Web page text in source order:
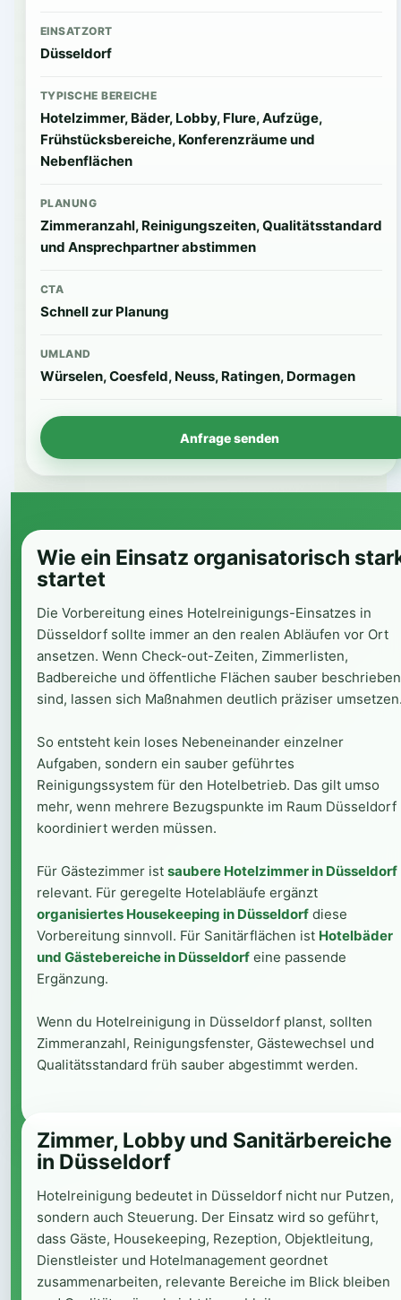
EINSATZORT
Düsseldorf
TYPISCHE BEREICHE
Hotelzimmer, Bäder, Lobby, Flure, Aufzüge,
Frühstücksbereiche, Konferenzräume und
Nebenflächen
PLANUNG
Zimmeranzahl, Reinigungszeiten, Qualitätsstandard
und Ansprechpartner abstimmen
CTA
Schnell zur Planung
UMLAND
Würselen, Coesfeld, Neuss, Ratingen, Dormagen
Anfrage senden
Wie ein Einsatz organisatorisch
startet
Die Vorbereitung eines Hotelreinigungs-Einsatzes in
Düsseldorf sollte immer an den realen Abläufen vor Ort
ansetzen. Wenn Check-out-Zeiten, Zimmerlisten,
Badbereiche und öffentliche Flächen sauber beschrieben
sind, lassen sich Maßnahmen deutlich präziser
So entsteht kein loses Nebeneinander einzelner
Aufgaben, sondern ein sauber geführtes
Reinigungssystem für den Hotelbetrieb. Das gilt umso
mehr, wenn mehrere Bezugspunkte im Raum Düsseldorf
koordiniert werden müssen.
Für Gästezimmer ist saubere Hotelzimmer in Düsseldorf
relevant. Für geregelte Hotelabläufe ergänzt
organisiertes Housekeeping in Düsseldorf diese
Vorbereitung sinnvoll. Für Sanitärflächen ist Hotelbäder
und Gästebereiche in Düsseldorf eine passende
Ergänzung.
Wenn du Hotelreinigung in Düsseldorf planst, sollten
Zimmeranzahl, Reinigungsfenster, Gästewechsel und
Qualitätsstandard früh sauber abgestimmt werden.
Zimmer, Lobby und Sanitärbereiche
in Düsseldorf
Hotelreinigung bedeutet in Düsseldorf nicht nur Putzen,
sondern auch Steuerung. Der Einsatz wird so geführt,
dass Gäste, Housekeeping, Rezeption, Objektleitung,
Dienstleister und Hotelmanagement geordnet
zusammenarbeiten, relevante Bereiche im Blick bleiben